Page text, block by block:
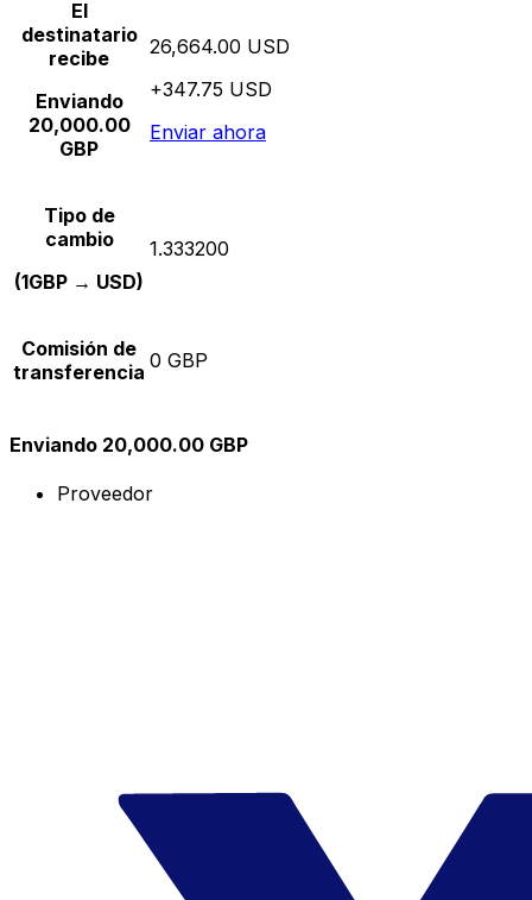
El
destinatario
recibe
Enviando
20,000.00
GBP
26,664.00 USD
+347.75 USD
Enviar ahora
Tipo de
cambio
(1GBP → USD)
1.333200
Comisión de
transferencia 0 GBP
Enviando 20,000.00 GBP
Proveedor